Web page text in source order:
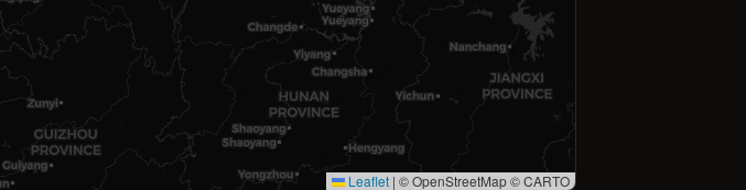
Leaflet | © OpenStreetMap © CARTO